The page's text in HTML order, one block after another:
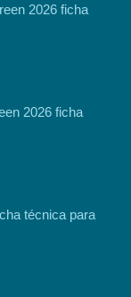
2026 ficha
2026 ficha
técnica para